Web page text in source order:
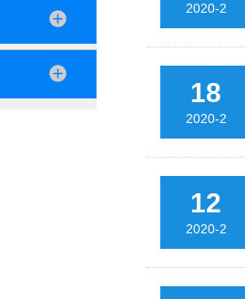
2020-2
18
2020-2
12
2020-2